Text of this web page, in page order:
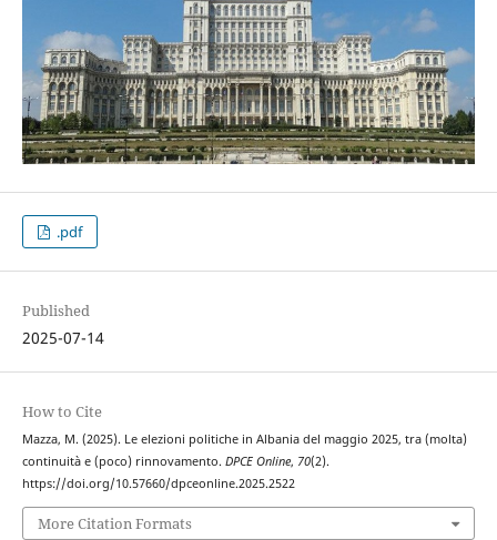
.pdf
Published
2025-07-14
How to Cite
Mazza, M. (2025). Le elezioni politiche in Albania del maggio 2025, tra (molta)
continuità e (poco) rinnovamento. DPCE Online, 70(2).
https://doi.org/10.57660/dpceonline.2025.2522
More Citation Formats